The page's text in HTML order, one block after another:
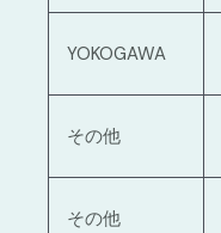
YOKOGAWA
その他
その他